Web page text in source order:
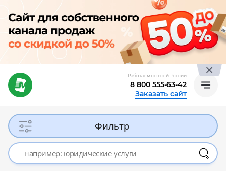
Работаем по всей России
8 800 555-63-42
Заказать сайт
Фильтр